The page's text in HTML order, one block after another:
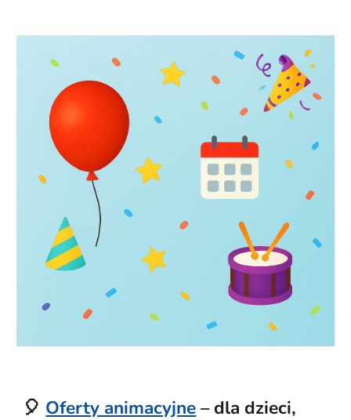
🎈 Oferty animacyjne– dla dzieci,